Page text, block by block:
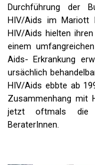
Durchführung der
HIV/Aids im Mariott
HIV/Aids hielten
einem
Aids- Erkrankung
ursächlich
HIV/Aids ebbte ab
Zusammenhang mit
jetzt oftmals die
BeraterInnen.